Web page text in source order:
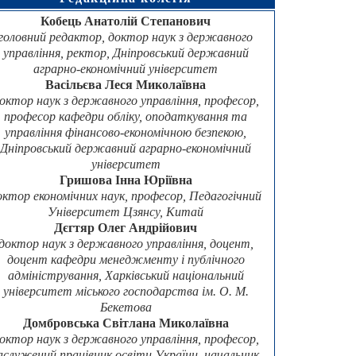
Кобець Анатолій Степанович
редактор, доктор наук з державного
управління, ректор, Дніпровський державний
аграрно-економічний університет
Васільєва Леся Миколаївна
наук з державного управління, професор,
професор кафедри обліку, оподаткування та
управління фінансово-економічною безпекою,
Дніпровський державний аграрно-економічний
університет
Гришова Інна Юріївна
економічних наук, професор, Педагогічний
Університет Цзянсу, Китай
Дєгтяр Олег Андрійович
наук з державного управління, доцент,
доцент кафедри менеджменту і публічного
адміністрування, Харківський національний
університет міського господарства ім. О. М.
Бекетова
Домбровська Світлана Миколаївна
наук з державного управління, професор,